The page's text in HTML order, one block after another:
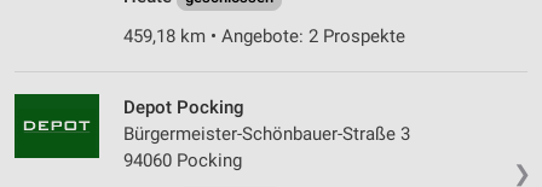
459,18 km • Angebote: 2 Prospekte
❯
Depot Pocking
Bürgermeister-Schönbauer-Straße 3
94060 Pocking